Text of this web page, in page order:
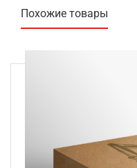
Похожие товары